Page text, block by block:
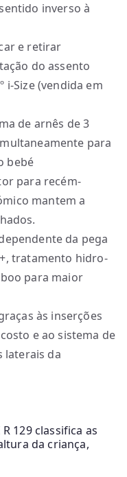
inverso à
e retirar
do assento
i-Size (vendida em
de arnês de 3
para
bebé
para recém-
mantem a
da pega
tratamento hidro-
para maior
às inserções
e ao sistema de
laterais da
129 classifica as
da criança,